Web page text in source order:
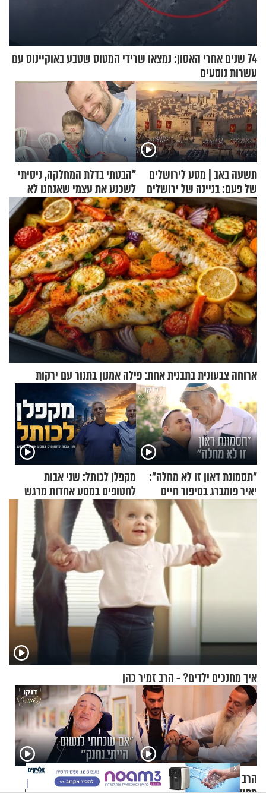
74 שנים אחרי האסון: נמצאו שרידי המטוס שטבע באוקיינוס עם
עשרות נוסעים
תשעה באב | מסע לירושלים
של פעם: בניינה של ירושלים
"הבטתי בדלת המחלקה, ניסיתי
לשכנע את עצמי שאנחנו לא
שייכים לשם"
ארוחה צבעונית בתבנית אחת: פילה אמנון בתנור עם ירקות
"תסמונת דאון זו לא מחלה":
יאיר פומברג בסיפור חיים
מעורר השראה
מקפלן לכותל: שני אבות
לחטופים במסע אחדות מרגש
איך מחנכים ילדים? - הרב זמיר כהן
הרב יגאל כהן - איך להניח
"אם שכחתי לנשום – הייתי
X